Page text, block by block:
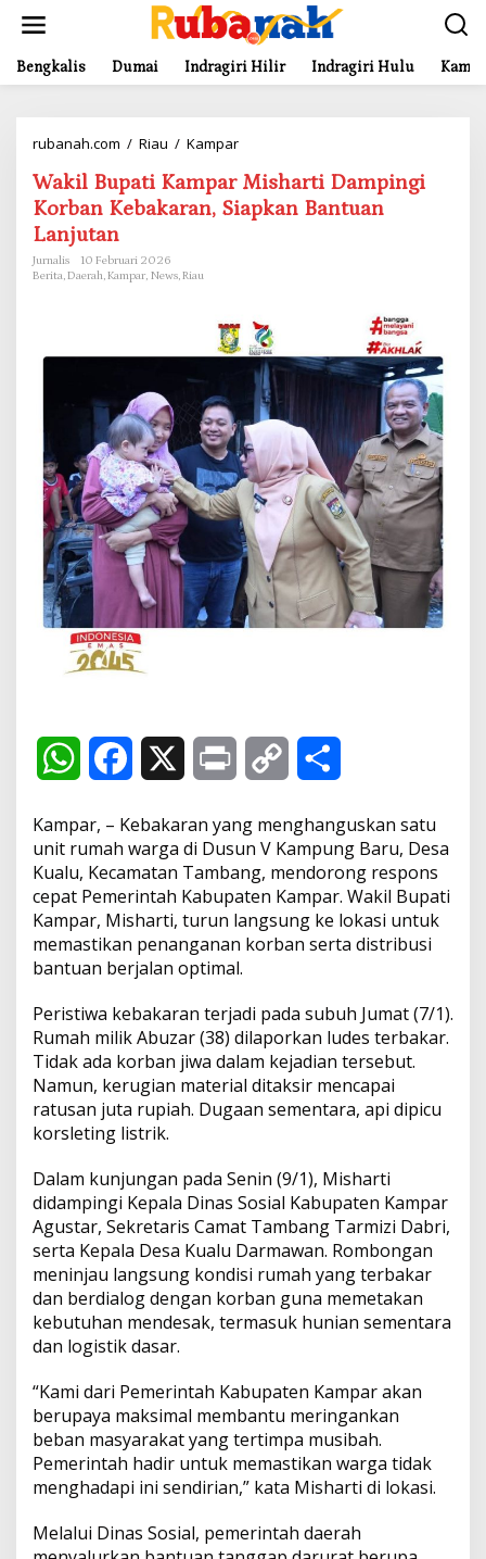
t
Bengkalis Dumai Indragiri Hilir Indragiri Hulu
rubanah.com / Riau / Kampar
k
i
l
t
i
K
p
a
r
M
s
h
a
r
t
D
r
b
a
n
K
e
b
r
a
n
,
S
i
k
a
n
B
a
n
t
u
a
n
j
t
a
Wakil Bupati Kampar Misharti Dampingi
Korban Kebakaran, Siapkan Bantuan
Lanjutan
Jurnalis
10 Februari 2026
Berita,Daerah,Kampar, News,Riau
W
a
t
s
A
p
p
c
e
b
o
o
k
i
n
t
p
y
L
n
k
a
r
e
Kampar, – Kebakaran yang menghanguskan satu
unit rumah warga di Dusun V Kampung Baru, Desa
Kualu, Kecamatan Tambang, mendorong respons
cepat Pemerintah Kabupaten Kampar. Wakil Bupati
Kampar, Misharti, turun langsung ke lokasi untuk
memastikan penanganan korban serta distribusi
bantuan berjalan optimal.
Peristiwa kebakaran terjadi pada subuh Jumat (7/1).
Rumah milik Abuzar (38) dilaporkan ludes terbakar.
Tidak ada korban jiwa dalam kejadian tersebut.
Namun, kerugian material ditaksir mencapai
ratusan juta rupiah. Dugaan sementara, api dipicu
korsleting listrik.
Dalam kunjungan pada Senin (9/1), Misharti
didampingi Kepala Dinas Sosial Kabupaten Kampar
Agustar, Sekretaris Camat Tambang Tarmizi Dabri,
serta Kepala Desa Kualu Darmawan. Rombongan
meninjau langsung kondisi rumah yang terbakar
dan berdialog dengan korban guna memetakan
kebutuhan mendesak, termasuk hunian sementara
dan logistik dasar.
“Kami dari Pemerintah Kabupaten Kampar akan
berupaya maksimal membantu meringankan
beban masyarakat yang tertimpa musibah.
Pemerintah hadir untuk memastikan warga tidak
menghadapi ini sendirian,” kata Misharti di lokasi.
Melalui Dinas Sosial, pemerintah daerah